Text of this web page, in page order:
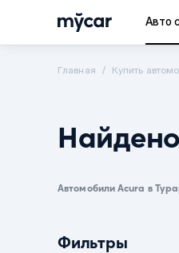
Авто
Главная Купить
Автомобили Acura в
Фильтры